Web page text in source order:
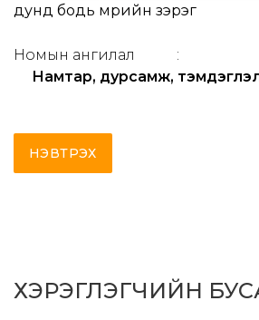
дунд бодь мөрийн зэрэг
Номын ангилал
:
Намтар, дурсамж,
НЭВТРЭХ
ХЭРЭГЛЭГЧИЙН